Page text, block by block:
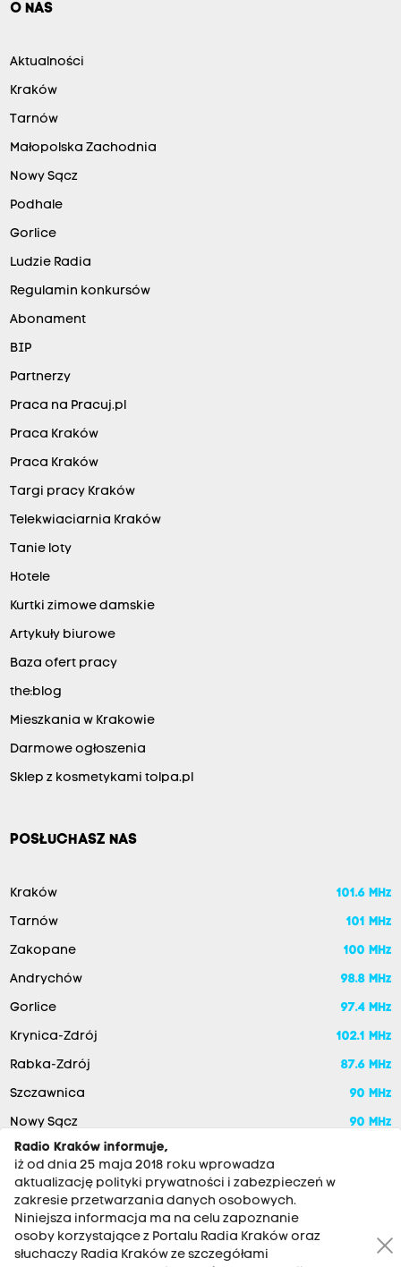
O NAS
Aktualności
Kraków
Tarnów
Małopolska Zachodnia
Nowy Sącz
Podhale
Gorlice
Ludzie Radia
Regulamin konkursów
Abonament
BIP
Partnerzy
Praca na Pracuj.pl
Praca Kraków
Praca Kraków
Targi pracy Kraków
Telekwiaciarnia Kraków
Tanie loty
Hotele
Kurtki zimowe damskie
Artykuły biurowe
Baza ofert pracy
the:blog
Mieszkania w Krakowie
Darmowe ogłoszenia
Sklep z kosmetykami tolpa.pl
POSŁUCHASZ NAS
Kraków 101.6 MHz
Tarnów 101 MHz
Zakopane 100 MHz
Andrychów 98.8 MHz
Gorlice 97.4 MHz
Krynica-Zdrój 102.1 MHz
Rabka-Zdrój 87.6 MHz
Szczawnica 90 MHz
Nowy Sącz
90 MHz
Radio Kraków informuje,
iż od dnia 25 maja 2018 roku wprowadza
aktualizację polityki prywatności i zabezpieczeń w
zakresie przetwarzania danych osobowych.
Niniejsza informacja ma na celu zapoznanie
osoby korzystające z Portalu Radia Kraków oraz
słuchaczy Radia Kraków ze szczegółami